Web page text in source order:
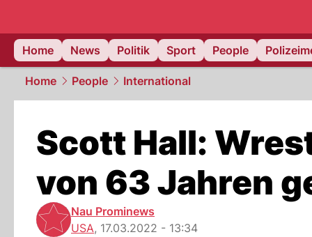
Home
News Politik Sport People
Home People International
Scott Hall:
von 63 Jahren
Nau Prominews
USA, 17.03.2022 - 13:34